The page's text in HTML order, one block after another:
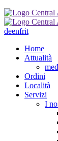
deenfrit
Home
Attualità
Ordini
Località
Servizi
I